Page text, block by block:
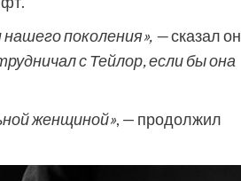
поколения», —сказал он
с Тейлор, если бы она
женщиной», — продолжил